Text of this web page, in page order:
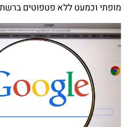
מופתי וכמעט ללא פטפוטים